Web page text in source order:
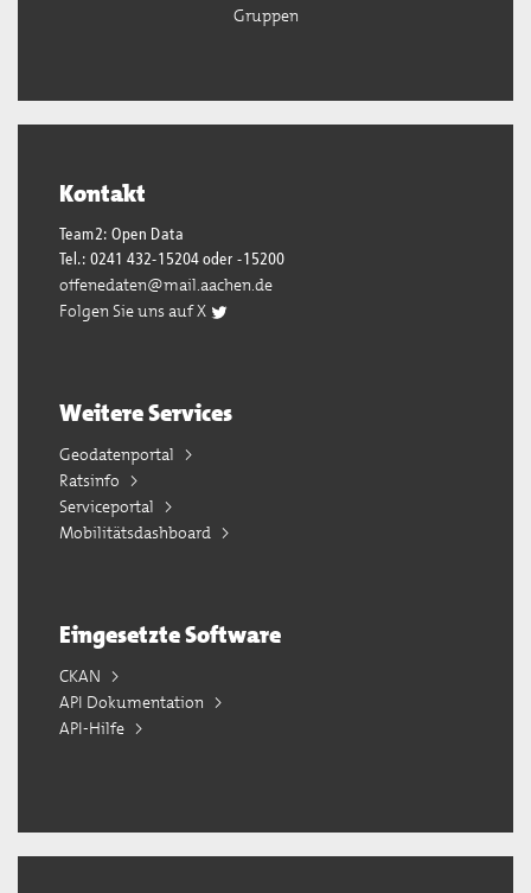
Gruppen
Kontakt
Team2: Open Data
Tel.: 0241 432-15204 oder -15200
offenedaten@mail.aachen.de
Folgen Sie uns auf X
Weitere Services
Geodatenportal
Ratsinfo
Serviceportal
Mobilitätsdashboard
Eingesetzte Software
CKAN
API Dokumentation
API-Hilfe